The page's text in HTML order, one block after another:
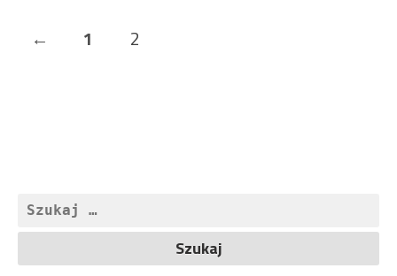
Stronicowanie
← Previous
Page
1 Page
2
Szukaj: